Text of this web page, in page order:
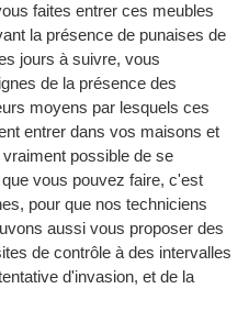
faites entrer ces meubles
la présence de punaises de
jours à suivre, vous
de la présence des
moyens par lesquels ces
entrer dans vos maisons et
possible de se
vous pouvez faire, c'est
pour que nos techniciens
aussi vous proposer des
de contrôle à des intervalles
d'invasion, et de la